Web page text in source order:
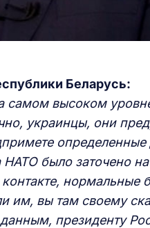
Беларусь:
самом высоком
украинцы, они
определенные
было заточено
нормальные
им, вы там своему
президенту